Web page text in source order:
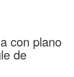
con plano
de